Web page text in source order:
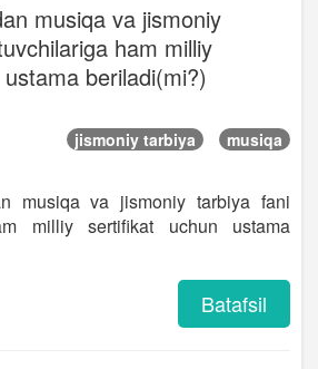
musiqa va jismoniy
ham milliy
beriladi(mi?)
jismoniy tarbiya musiqa
musiqa va jismoniy tarbiya fani
milliy sertifikat uchun ustama
Batafsil